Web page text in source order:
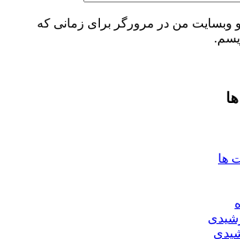
و وبسایت من در مرورگر برای زمانی که
ها